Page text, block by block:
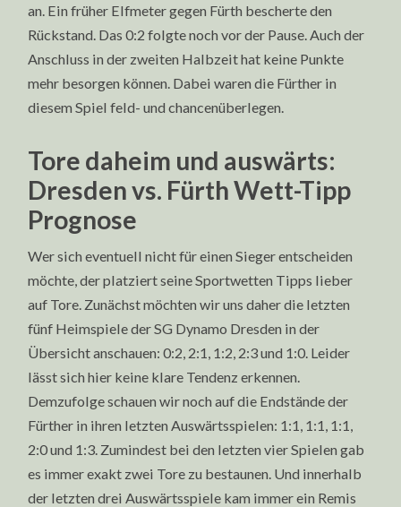
an. Ein früher Elfmeter gegen Fürth bescherte den
Rückstand. Das 0:2 folgte noch vor der Pause. Auch der
Anschluss in der zweiten Halbzeit hat keine Punkte
mehr besorgen können. Dabei waren die Fürther in
diesem Spiel feld- und chancenüberlegen.
Tore daheim und auswärts:
Dresden vs. Fürth Wett-Tipp
Prognose
Wer sich eventuell nicht für einen Sieger entscheiden
möchte, der platziert seine Sportwetten Tipps lieber
auf Tore. Zunächst möchten wir uns daher die letzten
fünf Heimspiele der SG Dynamo Dresden in der
Übersicht anschauen: 0:2, 2:1, 1:2, 2:3 und 1:0. Leider
lässt sich hier keine klare Tendenz erkennen.
Demzufolge schauen wir noch auf die Endstände der
Fürther in ihren letzten Auswärtsspielen: 1:1, 1:1, 1:1,
2:0 und 1:3. Zumindest bei den letzten vier Spielen gab
es immer exakt zwei Tore zu bestaunen. Und innerhalb
der letzten drei Auswärtsspiele kam immer ein Remis